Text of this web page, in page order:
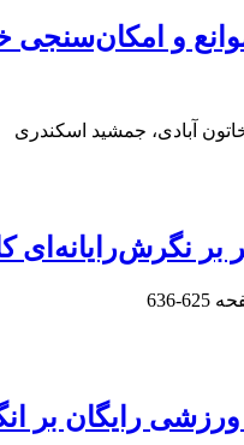
و
آبادی، جمشید اسکندری
بر نگرش‌رایانه‌ای
625-636
ورزشی رایگان بر